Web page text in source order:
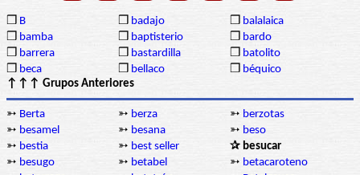
❒ B ❒ badajo ❒ balalaica
❒ bamba ❒ baptisterio ❒ bardo
❒ barrera ❒ bastardilla ❒ batolito
❒ beca ❒ bellaco ❒ béquico
↑↑↑ Grupos Anteriores
➳ Berta ➳ berza ➳ berzotas
➳ besamel ➳ besana ➳ beso
➳ bestia ➳ best seller
✰ besucar
➳ besugo ➳ betabel ➳ betacaroteno